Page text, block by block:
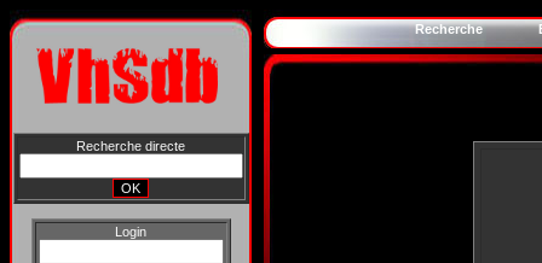
Recherche directe
Login
Recherche